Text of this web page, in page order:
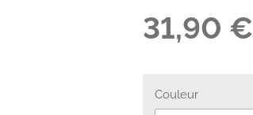
31,90 €
Couleur